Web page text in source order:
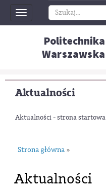
Toggle
navigation
Politechnika
Warszawska
Aktualności
Aktualności - strona startowa
Strona główna »
Aktualności